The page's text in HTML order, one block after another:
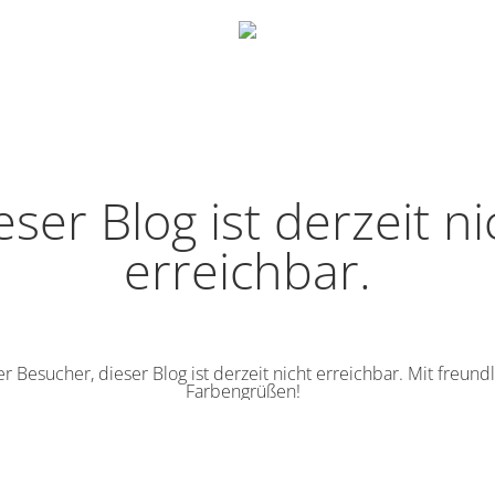
Blog ist derzeit
erreichbar.
Besucher, dieser Blog ist derzeit nicht erreichbar. Mit
Farbengrüßen!